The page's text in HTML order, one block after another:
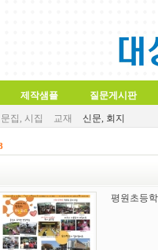
제작샘플 질문게시판
문집, 시집 교재 신문, 회지
평원초등